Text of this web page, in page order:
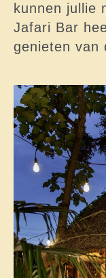
kunnen jullie
Jafari Bar
genieten van